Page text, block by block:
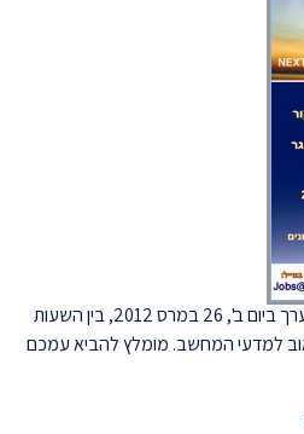
יום זרקור מטעם חברת אלביט ייערך ביום ב', 26 במרס 2012, בין השעות
בניין טאוב למדעי המחשב. מומלץ להביא עמכם